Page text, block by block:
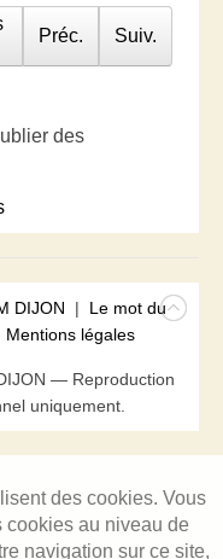
Préc. Suiv.
des
DIJON | Le mot du
Mentions légales
— Reproduction
uniquement.
des cookies. Vous
cookies au niveau de
navigation sur ce site,